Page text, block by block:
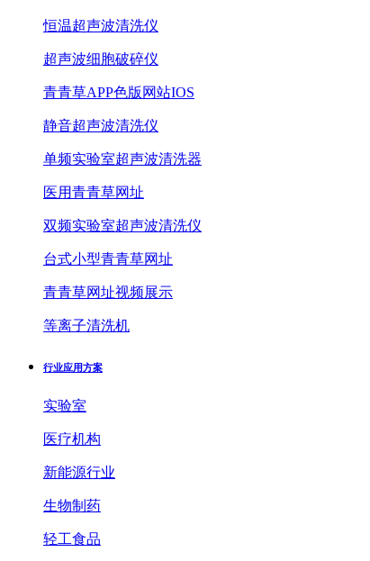
恒温超声波清洗仪
超声波细胞破碎仪
青青草APP色版网站IOS
静音超声波清洗仪
单频实验室超声波清洗器
医用青青草网址
双频实验室超声波清洗仪
台式小型青青草网址
青青草网址视频展示
等离子清洗机
行业应用方案
实验室
医疗机构
新能源行业
生物制药
轻工食品